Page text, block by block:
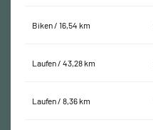
Biken / 16,54 km
Laufen / 43,28 km
Laufen / 8,36 km